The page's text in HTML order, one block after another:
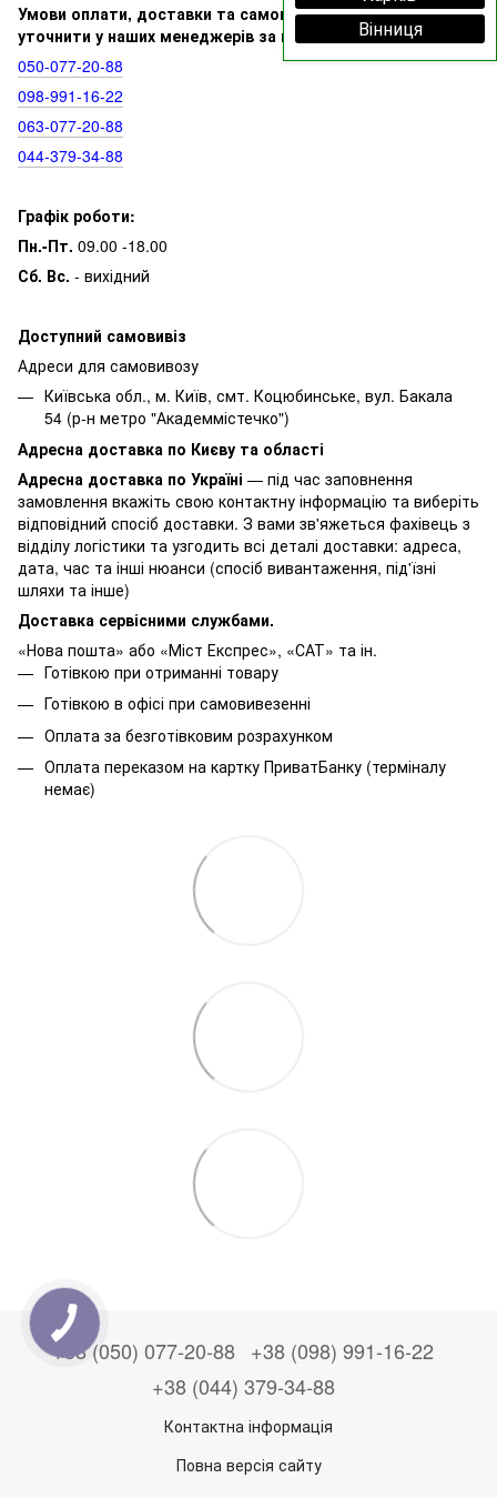
Вінниця
Умови оплати, доставки та самовивозу ви можете
уточнити у наших менеджерів за номерами:
050‑077‑20‑88
098‑991‑16‑22
063‑077‑20‑88
044‑379‑34‑88
Графік роботи:
Пн.-Пт. 09.00 -18.00
Сб. Вс. - вихідний
Доступний самовивіз
Адреси для самовивозу
Київська обл., м. Київ, смт. Коцюбинське, вул. Бакала
54 (р-н метро "Академмістечко")
Адресна доставка по Києву та області
Адресна доставка по Україні — під час заповнення
замовлення вкажіть свою контактну інформацію та виберіть
відповідний спосіб доставки. З вами зв'яжеться фахівець з
відділу логістики та узгодить всі деталі доставки: адреса,
дата, час та інші нюанси (спосіб вивантаження, під'їзні
шляхи та інше)
Доставка сервісними службами.
«Нова пошта» або «Міст Експрес», «САТ» та ін.
Готівкою при отриманні товару
Готівкою в офісі при самовивезенні
Оплата за безготівковим розрахунком
Оплата переказом на картку ПриватБанку (терміналу
немає)
+38 (050) 077-20-88 +38 (098) 991-16-22
+38 (044) 379-34-88
Контактна інформація
Повна версія сайту